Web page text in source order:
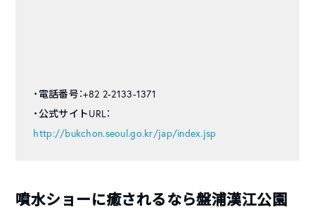
・電話番号：+82 2-2133-1371
・公式サイトURL：
http://bukchon.seoul.go.kr/jap/index.jsp
噴水ショーに癒されるなら盤浦漢江公園